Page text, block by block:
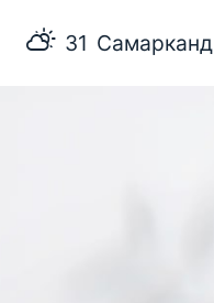
31 Самарканд